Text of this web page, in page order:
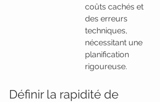
coûts cachés et
des erreurs
techniques,
nécessitant une
planification
rigoureuse.
Définir la rapidité de